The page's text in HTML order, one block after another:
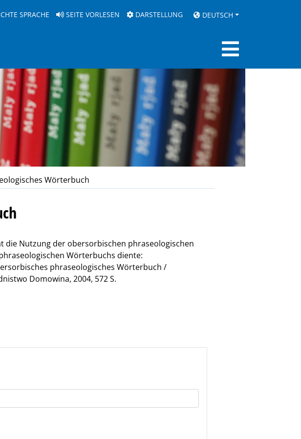
SPRACHE SEITE VORLESEN DARSTELLUNG DEUTSCH
Wörterbuch
Nutzung der obersorbischen phraseologischen
Wörterbuchs diente:
phraseologisches Wörterbuch /
Domowina, 2004, 572 S.